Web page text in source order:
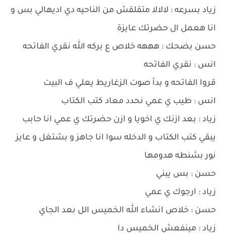
زياد بسرعه : لالالا متقلقش من الناحيه دي اديهالي بس و
انا هعمل ال حضرتك عايزة
حسن بضحك : هههه خلاص ع بركه الله نقري الفاتحه
انس : نقري الفاتحه
قروا الفاتحه و بدأ صوت الزغاريط يعلي ف البيت
انس : طيب ي عمي نحدد معاد كتب الكتاب
زياد : بعد ازنك ي اخويا و ازن حضرتك ي عمي انا حابب
يبقي كتب الكتاب و الدخله سوا انا جاهز و بشتغل و عايز
نور بشنطه هدومها
حسن : بس يبني
زياد : ارجوك ي عمي
حسن : خلاص انشاء الله الخميس الل بعد الجاي
زياد : مينفعش الخميس دا